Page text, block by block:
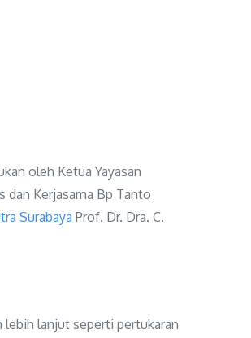
oleh Ketua Yayasan
dan Kerjasama Bp Tanto
Surabaya Prof. Dr. Dra. C.
lebih lanjut seperti pertukaran